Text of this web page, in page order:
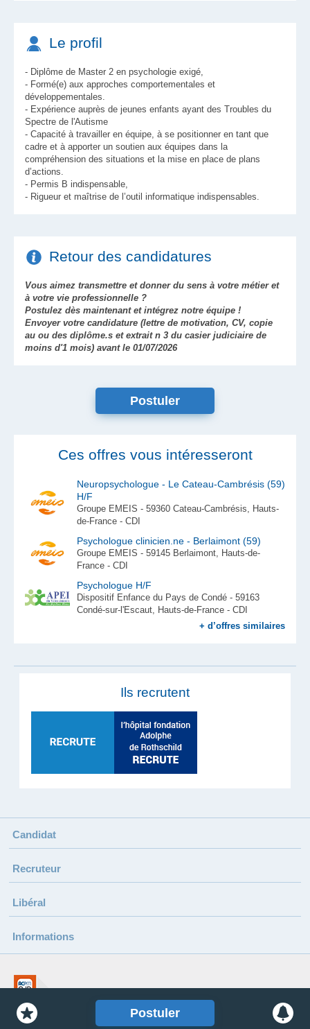
Le profil
- Diplôme de Master 2 en psychologie exigé,
- Formé(e) aux approches comportementales et
développementales.
- Expérience auprès de jeunes enfants ayant des Troubles du
Spectre de l'Autisme
- Capacité à travailler en équipe, à se positionner en tant que
cadre et à apporter un soutien aux équipes dans la
compréhension des situations et la mise en place de plans
d’actions.
- Permis B indispensable,
- Rigueur et maîtrise de l’outil informatique indispensables.
Retour des candidatures
Vous aimez transmettre et donner du sens à votre métier et
à votre vie professionnelle ?
Postulez dès maintenant et intégrez notre équipe !
Envoyer votre candidature (lettre de motivation, CV, copie
au ou des diplôme.s et extrait n 3 du casier judiciaire de
moins d'1 mois) avant le 01/07/2026
Postuler
Sauvegarder cette offrePostuler
Ces offres vous intéresseront
Neuropsychologue - Le Cateau-Cambrésis (59)
H/F
Groupe EMEIS - 59360 Cateau-Cambrésis, Hauts-
de-France - CDI
Psychologue clinicien.ne - Berlaimont (59)
Groupe EMEIS - 59145 Berlaimont, Hauts-de-
France - CDI
Psychologue H/F
Dispositif Enfance du Pays de Condé - 59163
Condé-sur-l'Escaut, Hauts-de-France - CDI
+ d’offres similaires
Ils recrutent
Candidat
Recruteur
Libéral
Informations